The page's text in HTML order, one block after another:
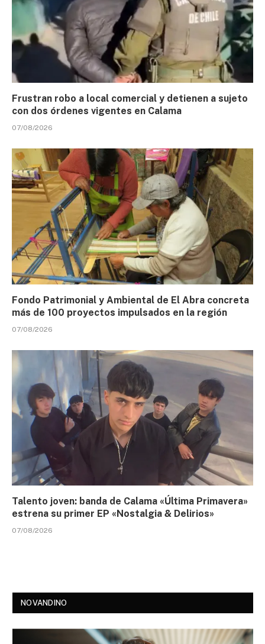
Frustran robo a local comercial y detienen a sujeto
con dos órdenes vigentes en Calama
07/08/2026
Fondo Patrimonial y Ambiental de El Abra concreta
más de 100 proyectos impulsados en la región
07/08/2026
Talento joven: banda de Calama «Última Primavera»
estrena su primer EP «Nostalgia & Delirios»
07/08/2026
NOVANDINO